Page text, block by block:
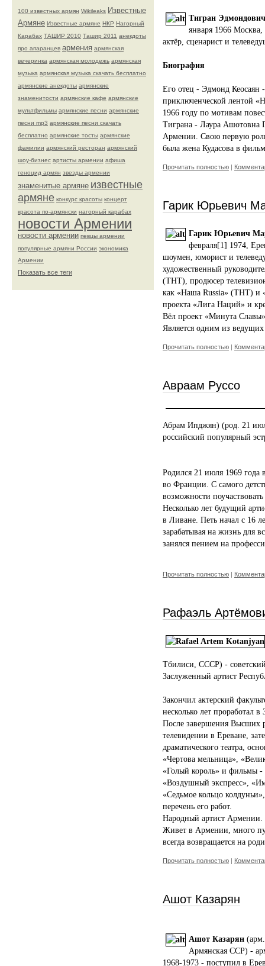
100 известных армян Wikileaks Известные
Армяне Известные армяне НКР Нагорный
Карабах ТАШИР 2010 Ташир 2011 анекдоты
про апаранцев армения армянская
вечеринка армянская молодежь армянская
музыка армянская музыка скачать бесплатно
армянские анекдоты армянские
знаменитости армянские кафе армянские
мультфильмы армянские песни армянские
песни mp3 армянские песни скачать
бесплатно армянские тосты армянские
фамилии армянский ресторан армянский
шоу-бизнес артисты армении афиша
геноцид армян звезды армении
знаменитые армяне известные
армяне конкурс красоты концерт
красота по-армянски нагорный карабах
новости Армении
новости армении певцы армении
популярные армяни России экономика
Армении
Показать все теги
Тигран
января 1966
актёр, сценарист и
Биография
Его отец - Эдмонд Кеосаян
приключенческой лентой
1966 году по мотивам
Тиграна - Лаура Ашотовна
Армении. Свою первую
была жена Кудасова в
Прочитать полностью |
Гарик Юрьевич
Гарик Юрьевич
февраля[1] 1974,
шоумен, юморист и
художественный
(ТНТ), продюсер
как «Наша Russia» (ТНТ) и
проекта «Лига Наций» и
Вёл проект «Минута
Является одним из
Прочитать полностью |
Авраам Руссо
Абрам Ипджян) (род. 21
российский популярный
Родился 21 июля 1969 года
во Франции. С самого
возможности
Несколько лет будущий
в Ливане. Петь начал с 16
зарабатывая на жизнь для
занялся пением на
Прочитать полностью |
Рафаэль
Тбилиси, СССР) -
Заслуженный артист
Закончил актерский
несколько лет проработал в
После завершения Высших
телевидении в Ереване,
драматического театра,
«Чертова мельница»,
«Голый король» и фильмы -
«Воздушный экспресс»,
«Седьмое кольцо
перечень его работ.
Народный артист Армении.
Живет в Армении, много
всегда возвращается на
Прочитать полностью |
Ашот Казарян
Ашот Казарян
Армянская ССР) -
1968-1973 - поступил в